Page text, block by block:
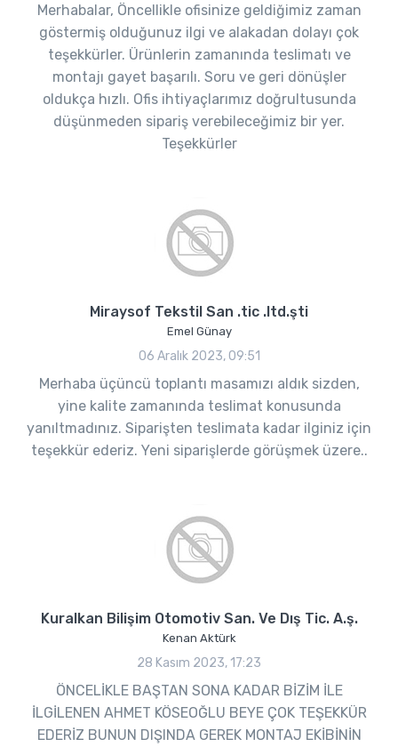
Merhabalar, Öncellikle ofisinize geldiğimiz zaman
göstermiş olduğunuz ilgi ve alakadan dolayı çok
teşekkürler. Ürünlerin zamanında teslimatı ve
montajı gayet başarılı. Soru ve geri dönüşler
oldukça hızlı. Ofis ihtiyaçlarımız doğrultusunda
düşünmeden sipariş verebileceğimiz bir yer.
Teşekkürler
Miraysof Tekstil San .tic .ltd.şti
Emel Günay
06 Aralık 2023, 09:51
Merhaba üçüncü toplantı masamızı aldık sizden,
yine kalite zamanında teslimat konusunda
yanıltmadınız. Siparişten teslimata kadar ilginiz için
teşekkür ederiz. Yeni siparişlerde görüşmek üzere..
Kuralkan Bilişim Otomotiv San. Ve Dış Tic. A.ş.
Kenan Aktürk
28 Kasım 2023, 17:23
ÖNCELİKLE BAŞTAN SONA KADAR BİZİM İLE
İLGİLENEN AHMET KÖSEOĞLU BEYE ÇOK TEŞEKKÜR
EDERİZ BUNUN DIŞINDA GEREK MONTAJ EKİBİNİN